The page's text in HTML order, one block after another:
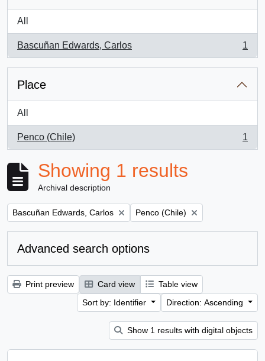
All
Bascuñan Edwards, Carlos
, 1 results
1
Place
All
Penco (Chile)
, 1 results
1
Showing 1 results
Archival description
Remove filter:
Bascuñan Edwards, Carlos Remove filter:
Penco (Chile)
Advanced search options
Print preview Card view
Table view
Sort by: Identifier
Direction: Ascending
Show 1 results with digital objects